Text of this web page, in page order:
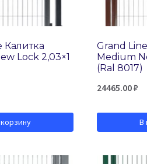
Калитка
Lock 2,03×1
Grand
Medium
(Ral 8017)
24465.00₽
В